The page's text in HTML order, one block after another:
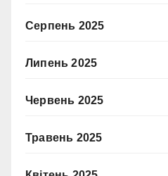
Серпень 2025
Липень 2025
Червень 2025
Травень 2025